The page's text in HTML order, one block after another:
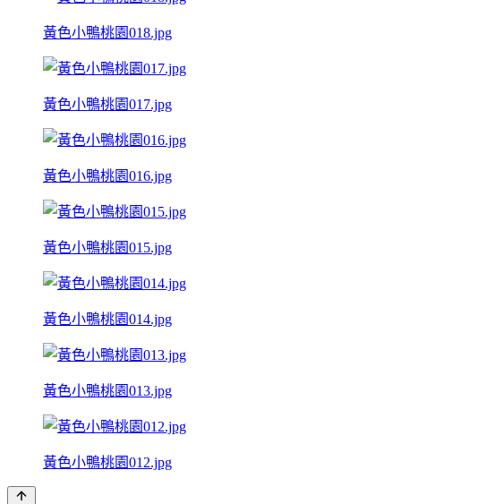
黃色小鴨桃園018.jpg
黃色小鴨桃園017.jpg
黃色小鴨桃園016.jpg
黃色小鴨桃園015.jpg
黃色小鴨桃園014.jpg
黃色小鴨桃園013.jpg
黃色小鴨桃園012.jpg